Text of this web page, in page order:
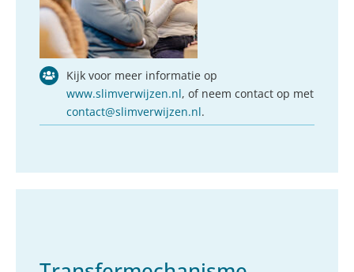
Kijk voor meer informatie op
www.slimverwijzen.nl, of neem contact op met
contact@slimverwijzen.nl.